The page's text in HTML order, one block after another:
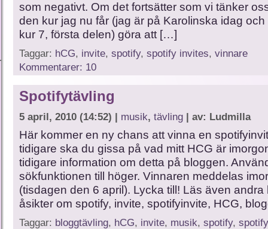
som negativt. Om det fortsätter som vi tänker
den kur jag nu får (jag är på Karolinska idag och
kur 7, första delen) göra att […]
Taggar: hCG, invite, spotify, spotify invites, vinnare
Kommentarer: 10
Spotifytävling
5 april, 2010 (14:52) | musik, tävling | av: Ludmilla
Här kommer en ny chans att vinna en
tidigare ska du gissa på vad mitt HCG är
tidigare information om detta på bloggen.
sökfunktionen till höger. Vinnaren meddelas
(tisdagen den 6 april). Lycka till! Läs även andra
åsikter om spotify, invite, spotifyinvite, HCG,
Taggar: bloggtävling, hCG, invite, musik, spotify,